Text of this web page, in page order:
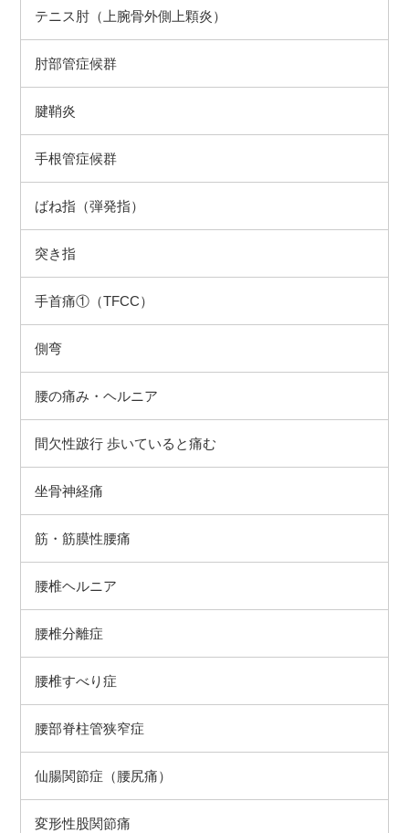
テニス肘（上腕骨外側上顆炎）
肘部管症候群
腱鞘炎
手根管症候群
ばね指（弾発指）
突き指
手首痛①（TFCC）
側弯
腰の痛み・ヘルニア
間欠性跛行 歩いていると痛む
坐骨神経痛
筋・筋膜性腰痛
腰椎ヘルニア
腰椎分離症
腰椎すべり症
腰部脊柱管狭窄症
仙腸関節症（腰尻痛）
変形性股関節痛